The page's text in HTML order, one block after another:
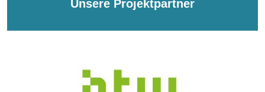
Unsere Projektpartner